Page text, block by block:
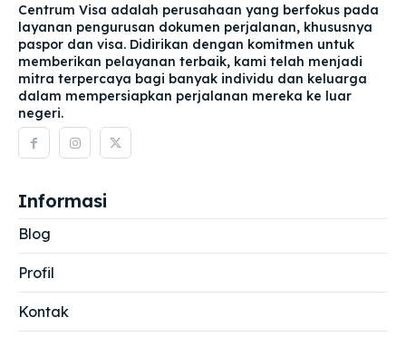
Centrum Visa adalah perusahaan yang berfokus pada
layanan pengurusan dokumen perjalanan, khususnya
paspor dan visa. Didirikan dengan komitmen untuk
memberikan pelayanan terbaik, kami telah menjadi
mitra terpercaya bagi banyak individu dan keluarga
dalam mempersiapkan perjalanan mereka ke luar
negeri.
Informasi
Blog
Profil
Kontak